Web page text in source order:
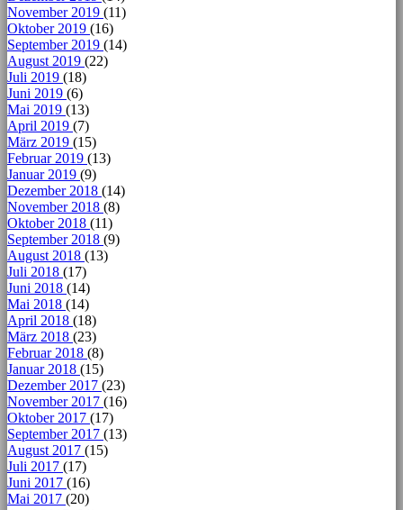
November 2019 (11)
Oktober 2019 (16)
September 2019 (14)
August 2019 (22)
Juli 2019 (18)
Juni 2019 (6)
Mai 2019 (13)
April 2019 (7)
März 2019 (15)
Februar 2019 (13)
Januar 2019 (9)
Dezember 2018 (14)
November 2018 (8)
Oktober 2018 (11)
September 2018 (9)
August 2018 (13)
Juli 2018 (17)
Juni 2018 (14)
Mai 2018 (14)
April 2018 (18)
März 2018 (23)
Februar 2018 (8)
Januar 2018 (15)
Dezember 2017 (23)
November 2017 (16)
Oktober 2017 (17)
September 2017 (13)
August 2017 (15)
Juli 2017 (17)
Juni 2017 (16)
Mai 2017 (20)